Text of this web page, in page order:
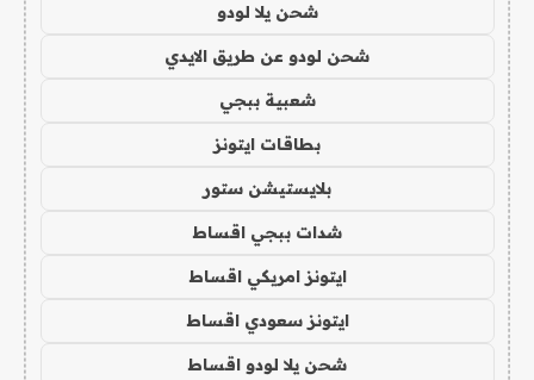
شحن يلا لودو
شحن لودو عن طريق الايدي
شعبية ببجي
بطاقات ايتونز
بلايستيشن ستور
شدات ببجي اقساط
ايتونز امريكي اقساط
ايتونز سعودي اقساط
شحن يلا لودو اقساط